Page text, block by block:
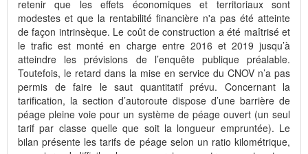
retenir que les effets économiques et territoriaux sont
modestes et que la rentabilité financière n'a pas été atteinte
de façon intrinsèque. Le coût de construction a été maîtrisé et
le trafic est monté en charge entre 2016 et 2019 jusqu’à
atteindre les prévisions de l’enquête publique préalable.
Toutefois, le retard dans la mise en service du CNOV n’a pas
permis de faire le saut quantitatif prévu. Concernant la
tarification, la section d’autoroute dispose d’une barrière de
péage pleine voie pour un système de péage ouvert (un seul
tarif par classe quelle que soit la longueur empruntée). Le
bilan présente les tarifs de péage selon un ratio kilométrique,